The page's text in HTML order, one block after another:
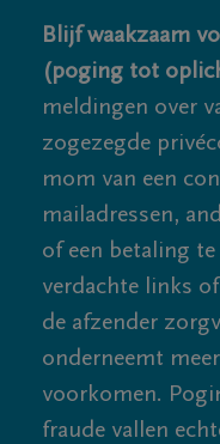
Blijf waakzaam
(poging tot
meldingen over
zogezegde
mom van een
mailadressen,
of een betaling
verdachte links
de afzender
onderneemt
voorkomen.
fraude vallen